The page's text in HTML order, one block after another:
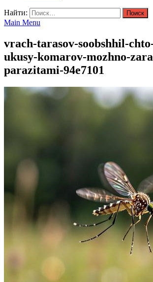
Найти:
Main Menu
vrach-tarasov-soobshhil-
ukusy-komarov-mozhno-
parazitami-94e7101